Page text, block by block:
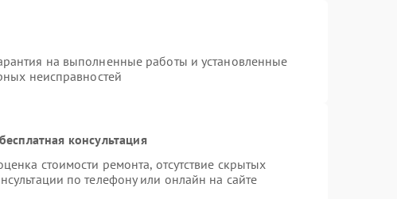
на выполненные работы и установленные
неисправностей
консультация
стоимости ремонта, отсутствие скрытых
по телефону или онлайн на сайте